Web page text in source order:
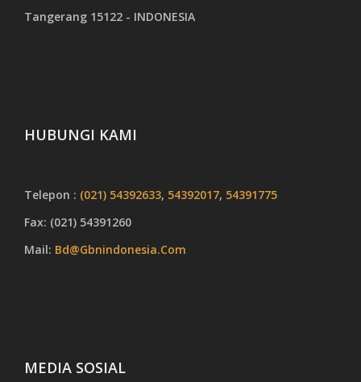
Tangerang 15122 - INDONESIA
HUBUNGI KAMI
Telepon : (021) 54392633, 54392017, 54391775
Fax: (021) 54391260
Mail: Bd@gbnindonesia.com
MEDIA SOSIAL